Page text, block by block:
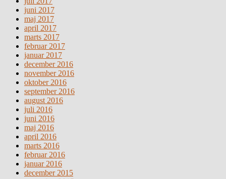
juni 2017
maj 2017
april 2017
marts 2017
februar 2017
januar 2017
december 2016
november 2016
oktober 2016
september 2016
august 2016
juli 2016
juni 2016
maj 2016
april 2016
marts 2016
februar 2016
januar 2016
december 2015